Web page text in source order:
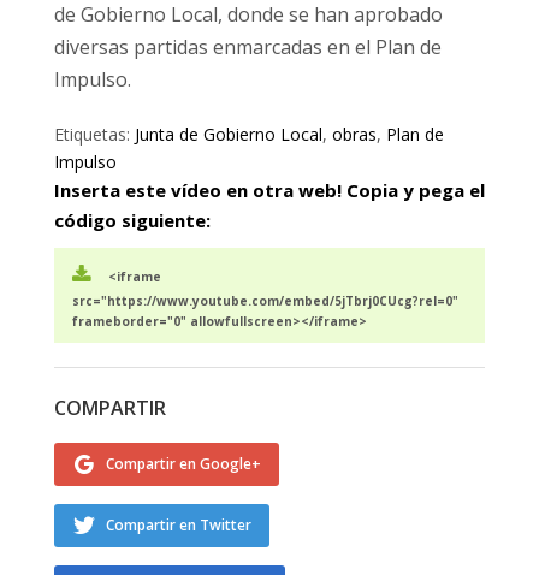
de Gobierno Local, donde se han aprobado
diversas partidas enmarcadas en el Plan de
Impulso.
Etiquetas: Junta de Gobierno Local, obras, Plan de
Impulso
Inserta este vídeo en otra web! Copia y pega el
código siguiente:
<iframe
src="https://www.youtube.com/embed/5jTbrj0CUcg?rel=0"
frameborder="0" allowfullscreen></iframe>
COMPARTIR
Compartir en Google+
Compartir en Twitter